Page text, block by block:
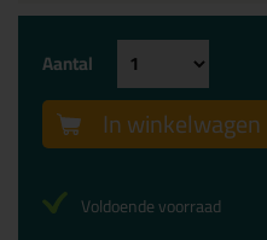
Aantal
In winkelwagen
Voldoende voorraad